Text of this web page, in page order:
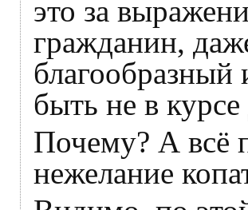
это за
гражданин,
благообразный
быть не в курсе
Почему? А всё
нежелание